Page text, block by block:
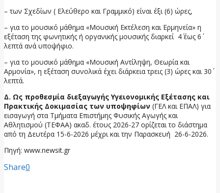
– των Σχεδίων ( Ελεύθερο και Γραμμικό) είναι έξι (6) ώρες,
– για το μουσικό μάθημα «Μουσική Εκτέλεση και Ερμηνεία» η
εξέταση της φωνητικής ή οργανικής μουσικής διαρκεί 4΄ έως 6΄
λεπτά ανά υποψήφιο.
– για το μουσικό μάθημα «Μουσική Αντίληψη, Θεωρία και
Αρμονία», η εξέταση συνολικά έχει διάρκεια τρεις (3) ώρες και 30΄
λεπτά.
Δ. Ως προθεσμία διεξαγωγής Υγειονομικής Εξέτασης και
Πρακτικής Δοκιμασίας των υποψηφίων (ΓΕΛ και ΕΠΑΛ) για
εισαγωγή στα Τμήματα Επιστήμης Φυσικής Αγωγής και
Αθλητισμού (ΤΕΦΑΑ) ακαδ. έτους 2026-27 ορίζεται το διάστημα
από τη Δευτέρα 15-6-2026 μέχρι και την Παρασκευή 26-6-2026.
Πηγή: www.newsit.gr
Share0